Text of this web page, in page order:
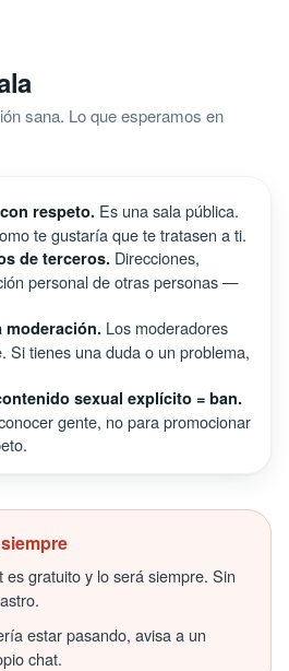
sana. Lo que esperamos en
respeto. Es una sala pública.
te gustaría que te tratasen a ti.
de terceros. Direcciones,
personal de otras personas —
moderación. Los moderadores
Si tienes una duda o un problema,
sexual explícito = ban.
gente, no para promocionar
es gratuito y lo será siempre. Sin
estar pasando, avisa a un
chat.